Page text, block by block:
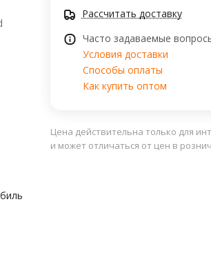
Рассчитать доставку
Часто задаваемые
Условия доставки
Способы оплаты
Как купить оптом
Цена действительна только для
и может отличаться от цен в